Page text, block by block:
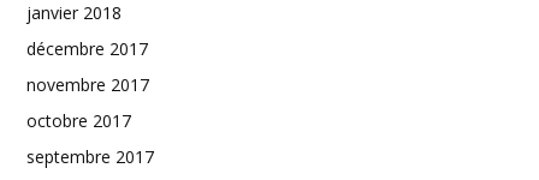
janvier 2018
décembre 2017
novembre 2017
octobre 2017
septembre 2017